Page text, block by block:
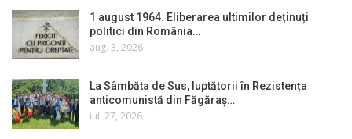
1 august 1964. Eliberarea ultimilor deținuți
politici din România…
aug. 3, 2026
La Sâmbăta de Sus, luptătorii în Rezistența
anticomunistă din Făgăraș…
iul. 27, 2026